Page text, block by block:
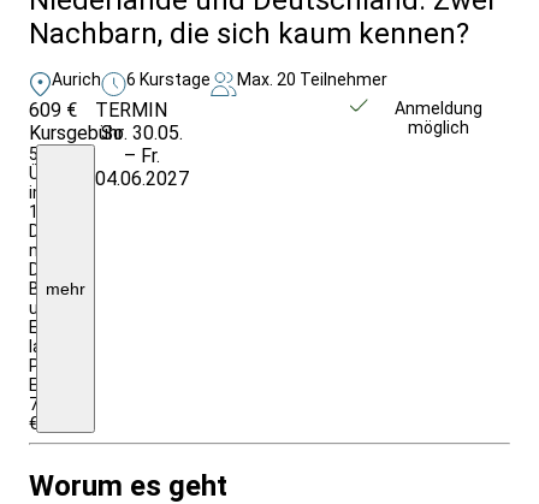
Nachbarn, die sich kaum kennen?
Aurich 6 Kurstage Max. 20 Teilnehmer
609 €
Kursgebühr
5
Ü./VP
im
1/2
DZ
mit
DU/WC;
Begegnungen
und
Eintritte
laut
Programm;
EZZ:
78,00
€
mehr
TERMIN
So. 30.05.
– Fr.
04.06.2027
Anmeldung
möglich
Worum es geht